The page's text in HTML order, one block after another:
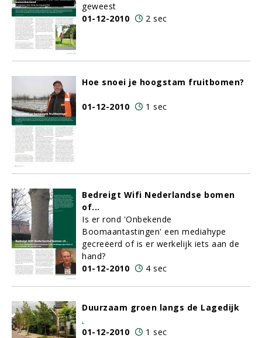
geweest
01-12-2010
2 sec
Hoe snoei je hoogstam fruitbomen?
01-12-2010 1 sec
Bedreigt Wifi Nederlandse bomen
of...
Is er rond 'Onbekende
Boomaantastingen' een mediahype
gecreëerd of is er werkelijk iets aan de
hand?
01-12-2010
4 sec
Duurzaam groen langs de Lagedijk
.
01-12-2010
1 sec